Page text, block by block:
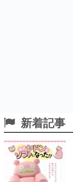
新着記事